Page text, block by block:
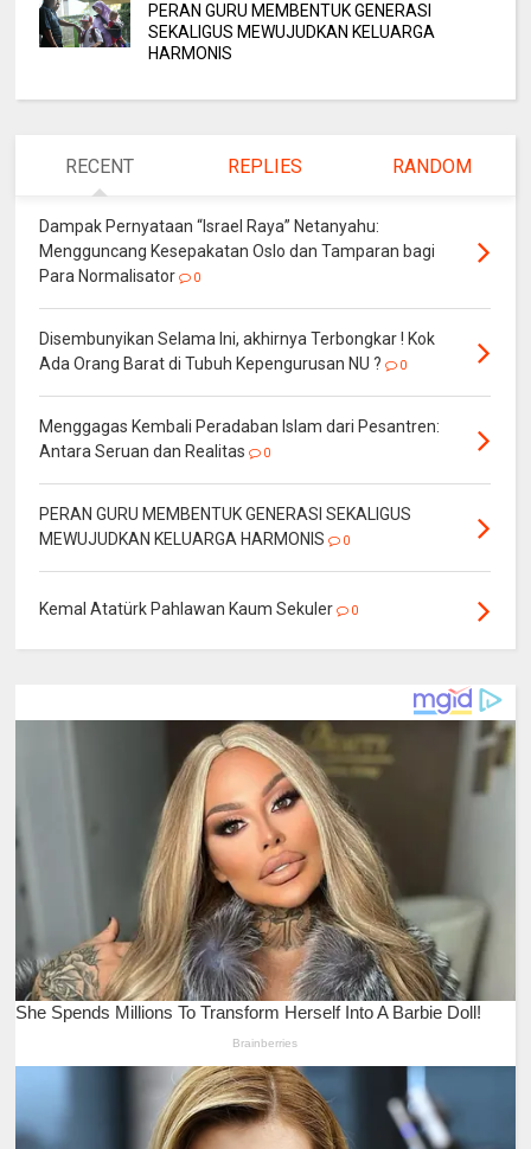
PERAN GURU MEMBENTUK GENERASI
SEKALIGUS MEWUJUDKAN KELUARGA
HARMONIS
RECENT REPLIES RANDOM
Dampak Pernyataan “Israel Raya” Netanyahu:
Mengguncang Kesepakatan Oslo dan Tamparan bagi
Para Normalisator
0
Disembunyikan Selama Ini, akhirnya Terbongkar ! Kok
Ada Orang Barat di Tubuh Kepengurusan NU ?
0
Menggagas Kembali Peradaban Islam dari Pesantren:
Antara Seruan dan Realitas
0
PERAN GURU MEMBENTUK GENERASI SEKALIGUS
MEWUJUDKAN KELUARGA HARMONIS
0
Kemal Atatürk Pahlawan Kaum Sekuler 0